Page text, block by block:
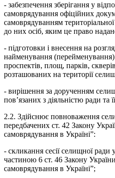
- забезпечення зберігання у
самоврядування офіційних
самоврядуванням
до них осіб, яким це право
- підготовки і внесення на
найменування (перейменування)
проспектів, площ, парків,
розташованих на території
- вирішення за дорученням
пов’язаних з діяльністю ради та
2.2. Здійснює повноваження
передбачених ст. 42 Закону
самоврядування в Україні”:
- скликання сесії селищної
частиною 6 ст. 46 Закону
самоврядування в Україні”;